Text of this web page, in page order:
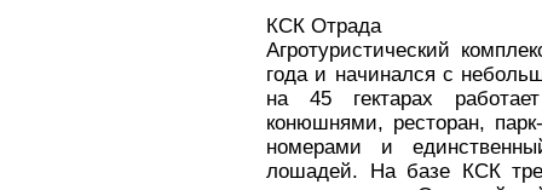
КСК Отрада
Агротуристический
года и начинался с
на 45 гектарах
конюшнями, ресторан,
номерами и
лошадей. На базе КСК